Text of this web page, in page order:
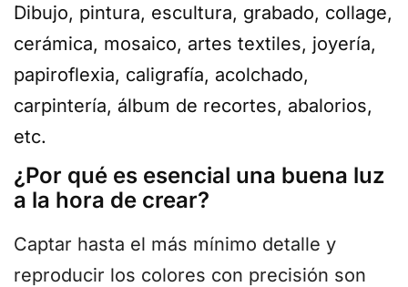
Dibujo, pintura, escultura, grabado, collage,
cerámica, mosaico, artes textiles, joyería,
papiroflexia, caligrafía, acolchado,
carpintería, álbum de recortes, abalorios,
etc.
¿Por qué es esencial una buena luz
a la hora de crear?
Captar hasta el más mínimo detalle y
reproducir los colores con precisión son